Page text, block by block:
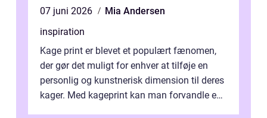
07 juni 2026
Mia Andersen
inspiration
Kage print er blevet et populært fænomen,
der gør det muligt for enhver at tilføje en
personlig og kunstnerisk dimension til deres
kager. Med kageprint kan man forvandle en